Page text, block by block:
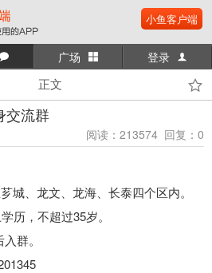
小鱼客户端
广场
登录
正文
交流群
阅读：213574 回复：0
城、龙文、龙海、长泰四个区内。
不超过35岁。
。